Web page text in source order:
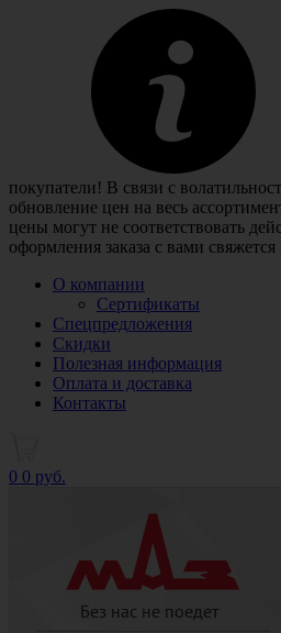
покупатели! В связи с
обновление цен на весь
цены могут не соответствовать
оформления заказа с вами
О компании
Сертификаты
Спецпредложения
Скидки
Полезная информация
Оплата и доставка
Контакты
0 0 руб.